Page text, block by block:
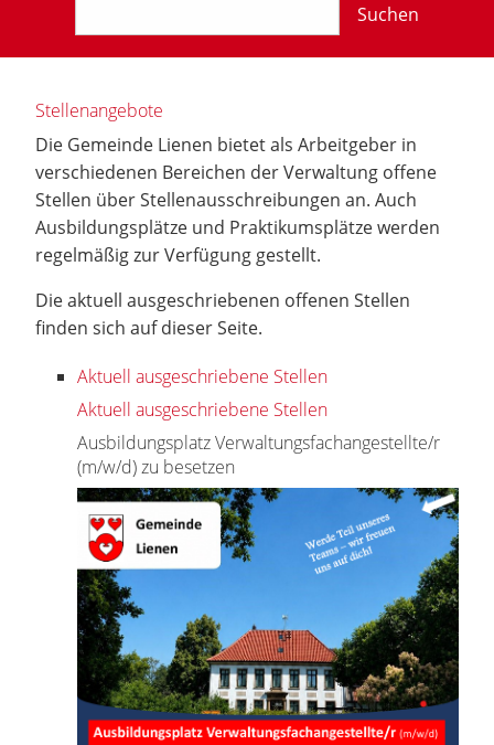
Suchen
Stellenangebote
Die Gemeinde Lienen bietet als Arbeitgeber in
verschiedenen Bereichen der Verwaltung offene
Stellen über Stellenausschreibungen an. Auch
Ausbildungsplätze und Praktikumsplätze werden
regelmäßig zur Verfügung gestellt.
Die aktuell ausgeschriebenen offenen Stellen
finden sich auf dieser Seite.
Aktuell ausgeschriebene Stellen
Aktuell ausgeschriebene Stellen
Ausbildungsplatz Verwaltungsfachangestellte/r
(m/w/d) zu besetzen